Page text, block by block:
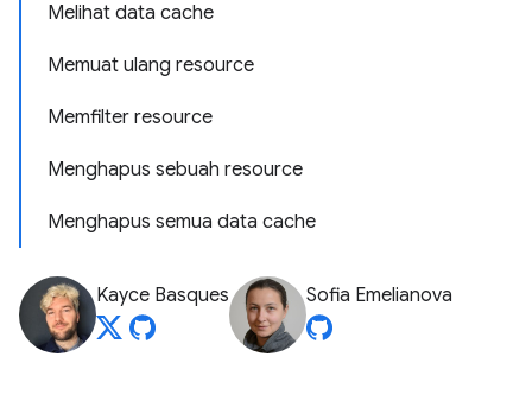
Melihat data cache
Memuat ulang resource
Memfilter resource
Menghapus sebuah resource
Menghapus semua data cache
Kayce Basques Sofia Emelianova